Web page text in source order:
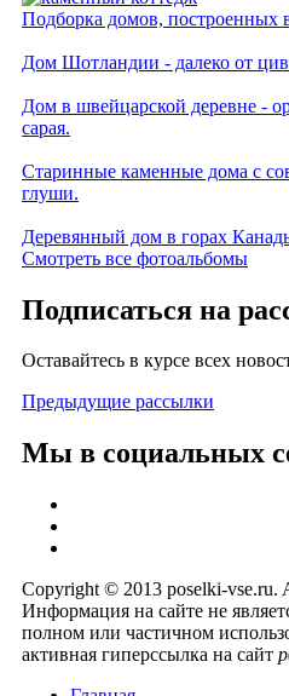
Подборка домов, построенных
Дом Шотландии - далеко от
Дом в швейцарской деревне -
сарая.
Старинные каменные дома с
глуши.
Деревянный дом в горах
Смотреть все фотоальбомы
Подписаться на
Оставайтесь в курсе всех
Предыдущие рассылки
Мы в социальных
Copyright © 2013 poselki-vse.ru.
Информация на сайте не
полном или частичном
активная гиперссылка на сайт